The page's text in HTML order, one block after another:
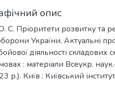
опис
С. Пріоритети розвитку та
України. Актуальні
діяльності складових
: матеріали Всеукр.
р.). Київ : Київський